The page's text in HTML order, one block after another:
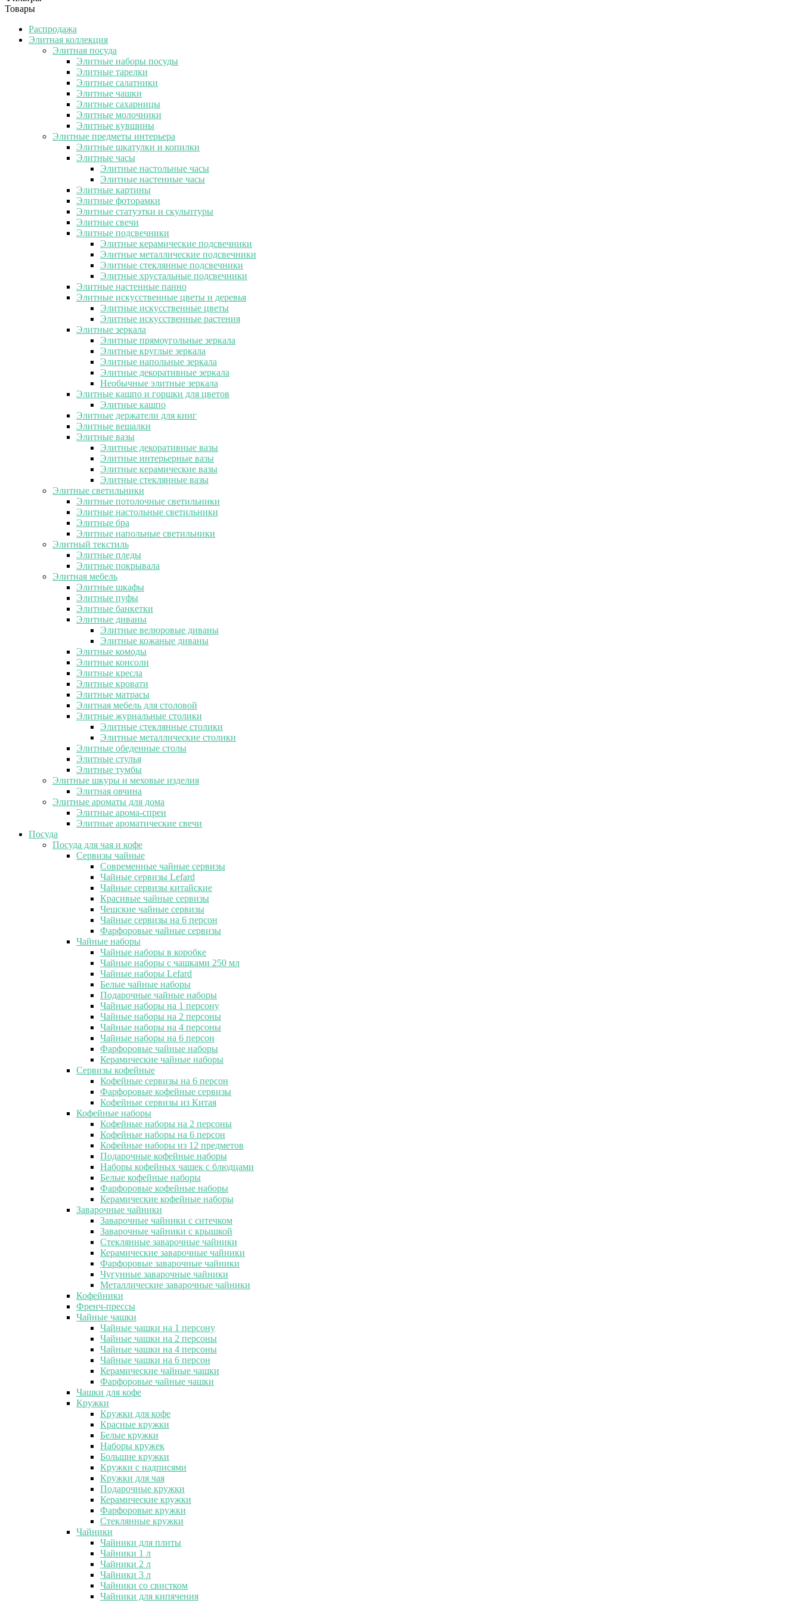
Товары
Распродажа
Элитная коллекция
Элитная посуда
Элитные наборы посуды
Элитные тарелки
Элитные салатники
Элитные чашки
Элитные сахарницы
Элитные молочники
Элитные кувшины
Элитные предметы интерьера
Элитные шкатулки и копилки
Элитные часы
Элитные настольные часы
Элитные настенные часы
Элитные картины
Элитные фоторамки
Элитные статуэтки и скульптуры
Элитные свечи
Элитные подсвечники
Элитные керамические подсвечники
Элитные металлические подсвечники
Элитные стеклянные подсвечники
Элитные хрустальные подсвечники
Элитные настенные панно
Элитные искусственные цветы и деревья
Элитные искусственные цветы
Элитные искусственные растения
Элитные зеркала
Элитные прямоугольные зеркала
Элитные круглые зеркала
Элитные напольные зеркала
Элитные декоративные зеркала
Необычные элитные зеркала
Элитные кашпо и горшки для цветов
Элитные кашпо
Элитные держатели для книг
Элитные вешалки
Элитные вазы
Элитные декоративные вазы
Элитные интерьерные вазы
Элитные керамические вазы
Элитные стеклянные вазы
Элитные светильники
Элитные потолочные светильники
Элитные настольные светильники
Элитные бра
Элитные напольные светильники
Элитный текстиль
Элитные пледы
Элитные покрывала
Элитная мебель
Элитные шкафы
Элитные пуфы
Элитные банкетки
Элитные диваны
Элитные велюровые диваны
Элитные кожаные диваны
Элитные комоды
Элитные консоли
Элитные кресла
Элитные кровати
Элитные матрасы
Элитная мебель для столовой
Элитные журнальные столики
Элитные стеклянные столики
Элитные металлические столики
Элитные обеденные столы
Элитные стулья
Элитные тумбы
Элитные шкуры и меховые изделия
Элитная овчина
Элитные ароматы для дома
Элитные арома-спреи
Элитные ароматические свечи
Посуда
Посуда для чая и кофе
Сервизы чайные
Современные чайные сервизы
Чайные сервизы Lefard
Чайные сервизы китайские
Красивые чайные сервизы
Чешские чайные сервизы
Чайные сервизы на 6 персон
Фарфоровые чайные сервизы
Чайные наборы
Чайные наборы в коробке
Чайные наборы с чашками 250 мл
Чайные наборы Lefard
Белые чайные наборы
Подарочные чайные наборы
Чайные наборы на 1 персону
Чайные наборы на 2 персоны
Чайные наборы на 4 персоны
Чайные наборы на 6 персон
Фарфоровые чайные наборы
Керамические чайные наборы
Сервизы кофейные
Кофейные сервизы на 6 персон
Фарфоровые кофейные сервизы
Кофейные сервизы из Китая
Кофейные наборы
Кофейные наборы на 2 персоны
Кофейные наборы на 6 персон
Кофейные наборы из 12 предметов
Подарочные кофейные наборы
Наборы кофейных чашек с блюдцами
Белые кофейные наборы
Фарфоровые кофейные наборы
Керамические кофейные наборы
Заварочные чайники
Заварочные чайники с ситечком
Заварочные чайники с крышкой
Стеклянные заварочные чайники
Керамические заварочные чайники
Фарфоровые заварочные чайники
Чугунные заварочные чайники
Металлические заварочные чайники
Кофейники
Френч-прессы
Чайные чашки
Чайные чашки на 1 персону
Чайные чашки на 2 персоны
Чайные чашки на 4 персоны
Чайные чашки на 6 персон
Керамические чайные чашки
Фарфоровые чайные чашки
Чашки для кофе
Кружки
Кружки для кофе
Красные кружки
Белые кружки
Наборы кружек
Большие кружки
Кружки с надписями
Кружки для чая
Подарочные кружки
Керамические кружки
Фарфоровые кружки
Стеклянные кружки
Чайники
Чайники для плиты
Чайники 1 л
Чайники 2 л
Чайники 3 л
Чайники со свистком
Чайники для кипячения